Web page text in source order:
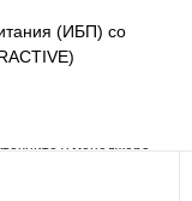
(ИБП) со
у менеджера